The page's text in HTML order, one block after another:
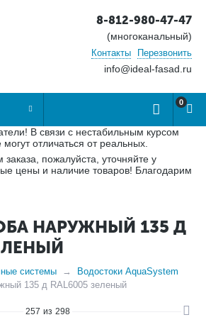
8-812-980-47-47
(многоканальный)
Контакты Перезвонить
info@ideal-fasad.ru
0
В связи с нестабильным курсом
отличаться от реальных.
пожалуйста, уточняйте у
цены и наличие товаров! Благодарим
НАРУЖНЫЙ 135 Д
системы
Водостоки AquaSystem
135 д RAL6005 зеленый
257 из 298